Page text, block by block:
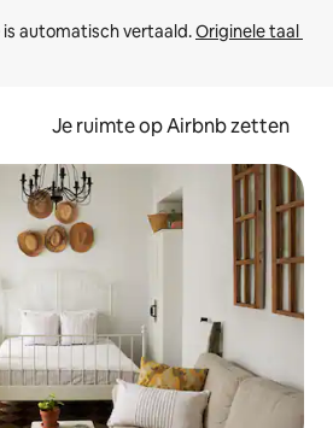
automatisch vertaald. Originele taal
Je ruimte op Airbnb zetten